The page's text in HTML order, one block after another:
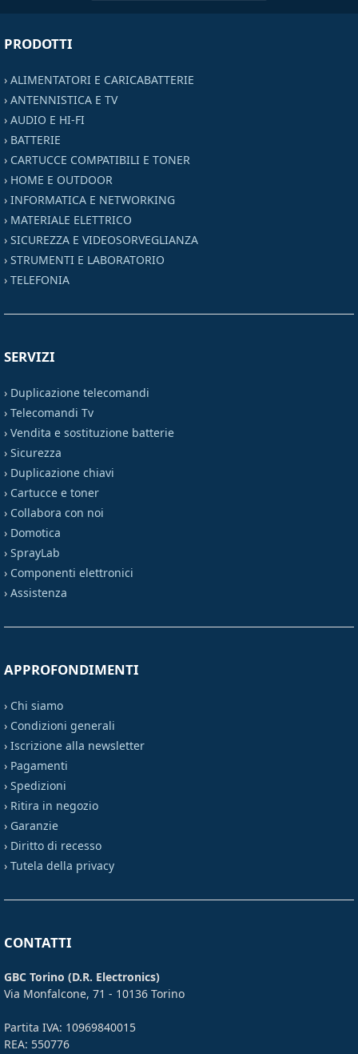
PRODOTTI
› ALIMENTATORI E CARICABATTERIE
› ANTENNISTICA E TV
› AUDIO E HI-FI
› BATTERIE
› CARTUCCE COMPATIBILI E TONER
› HOME E OUTDOOR
› INFORMATICA E NETWORKING
› MATERIALE ELETTRICO
› SICUREZZA E VIDEOSORVEGLIANZA
› STRUMENTI E LABORATORIO
› TELEFONIA
SERVIZI
› Duplicazione telecomandi
› Telecomandi Tv
› Vendita e sostituzione batterie
› Sicurezza
› Duplicazione chiavi
› Cartucce e toner
› Collabora con noi
› Domotica
› SprayLab
› Componenti elettronici
› Assistenza
APPROFONDIMENTI
› Chi siamo
› Condizioni generali
› Iscrizione alla newsletter
› Pagamenti
› Spedizioni
› Ritira in negozio
› Garanzie
› Diritto di recesso
› Tutela della privacy
CONTATTI
GBC Torino (D.R. Electronics)
Via Monfalcone, 71 - 10136 Torino
Partita IVA: 10969840015
REA: 550776